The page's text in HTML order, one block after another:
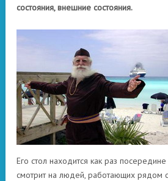
состояния, внешние состояния.
Его стол находится как раз
смотрит на людей, работающих рядом